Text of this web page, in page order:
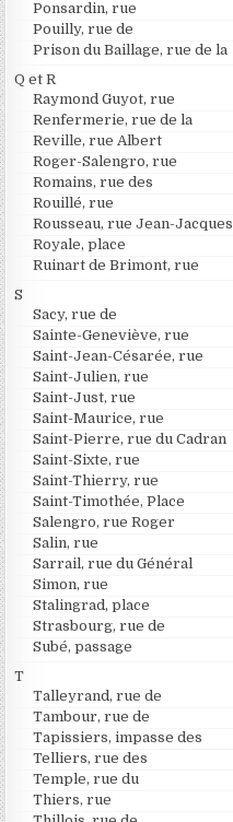
Ponsardin, rue
Pouilly, rue de
Prison du Baillage, rue de la
Q et R
Raymond Guyot, rue
Renfermerie, rue de la
Reville, rue Albert
Roger-Salengro, rue
Romains, rue des
Rouillé, rue
Rousseau, rue Jean-Jacques
Royale, place
Ruinart de Brimont, rue
S
Sacy, rue de
Sainte-Geneviève, rue
Saint-Jean-Césarée, rue
Saint-Julien, rue
Saint-Just, rue
Saint-Maurice, rue
Saint-Pierre, rue du Cadran
Saint-Sixte, rue
Saint-Thierry, rue
Saint-Timothée, Place
Salengro, rue Roger
Salin, rue
Sarrail, rue du Général
Simon, rue
Stalingrad, place
Strasbourg, rue de
Subé, passage
T
Talleyrand, rue de
Tambour, rue de
Tapissiers, impasse des
Telliers, rue des
Temple, rue du
Thiers, rue